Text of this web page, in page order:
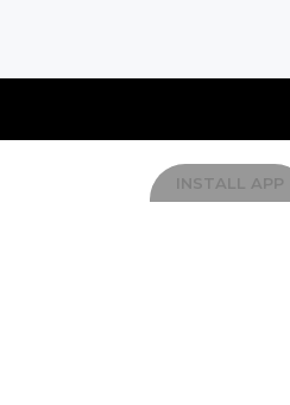
INSTALL APP